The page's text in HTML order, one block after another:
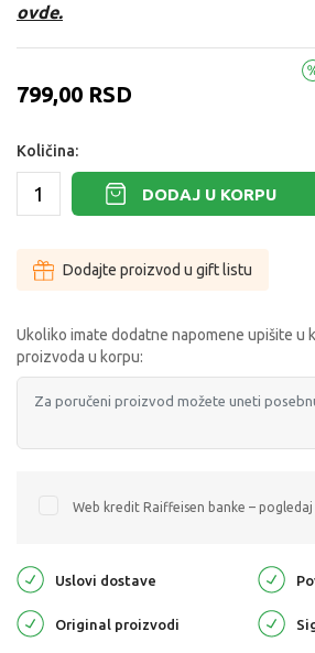
ovde.
799,00 RSD
Količina:
DODAJ U KORPU
Dodajte proizvod u gift listu
Ukoliko imate dodatne napomene upišite u
proizvoda u korpu:
Web kredit Raiffeisen banke –
Uslovi dostave
Original proizvodi